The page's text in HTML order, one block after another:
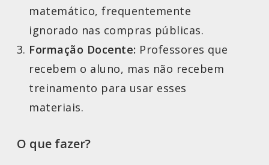
matemático, frequentemente
ignorado nas compras públicas.
Formação Docente: Professores que
recebem o aluno, mas não recebem
treinamento para usar esses
materiais.
O que fazer?